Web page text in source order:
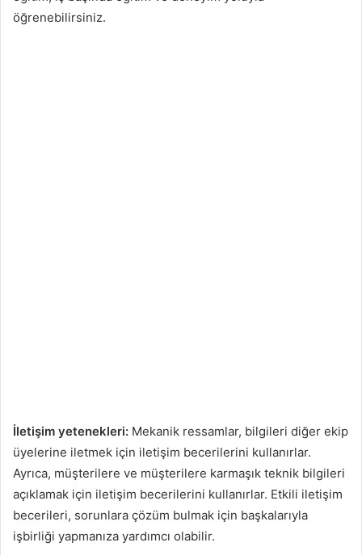
öğrenebilirsiniz.
İletişim yetenekleri: Mekanik ressamlar, bilgileri diğer ekip
üyelerine iletmek için iletişim becerilerini kullanırlar.
Ayrıca, müşterilere ve müşterilere karmaşık teknik bilgileri
açıklamak için iletişim becerilerini kullanırlar. Etkili iletişim
becerileri, sorunlara çözüm bulmak için başkalarıyla
işbirliği yapmanıza yardımcı olabilir.